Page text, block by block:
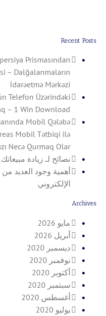
Recent Posts
Prismasından
– Dalğalanmaların
İdarəetmə Mərkəzi
Telefon Üzərindəki
– 1 Win Download
Mobil Qələbə
Mobil Tətbiqi ilə
Necə Qurmaq Olar
نصائح لـ زيادة
أهمية وجود العديد
الإلكتروني
Archives
مايو 2026
أبريل 2026
ديسمبر 2020
نوفمبر 2020
أكتوبر 2020
سبتمبر 2020
أغسطس 2020
يوليو 2020